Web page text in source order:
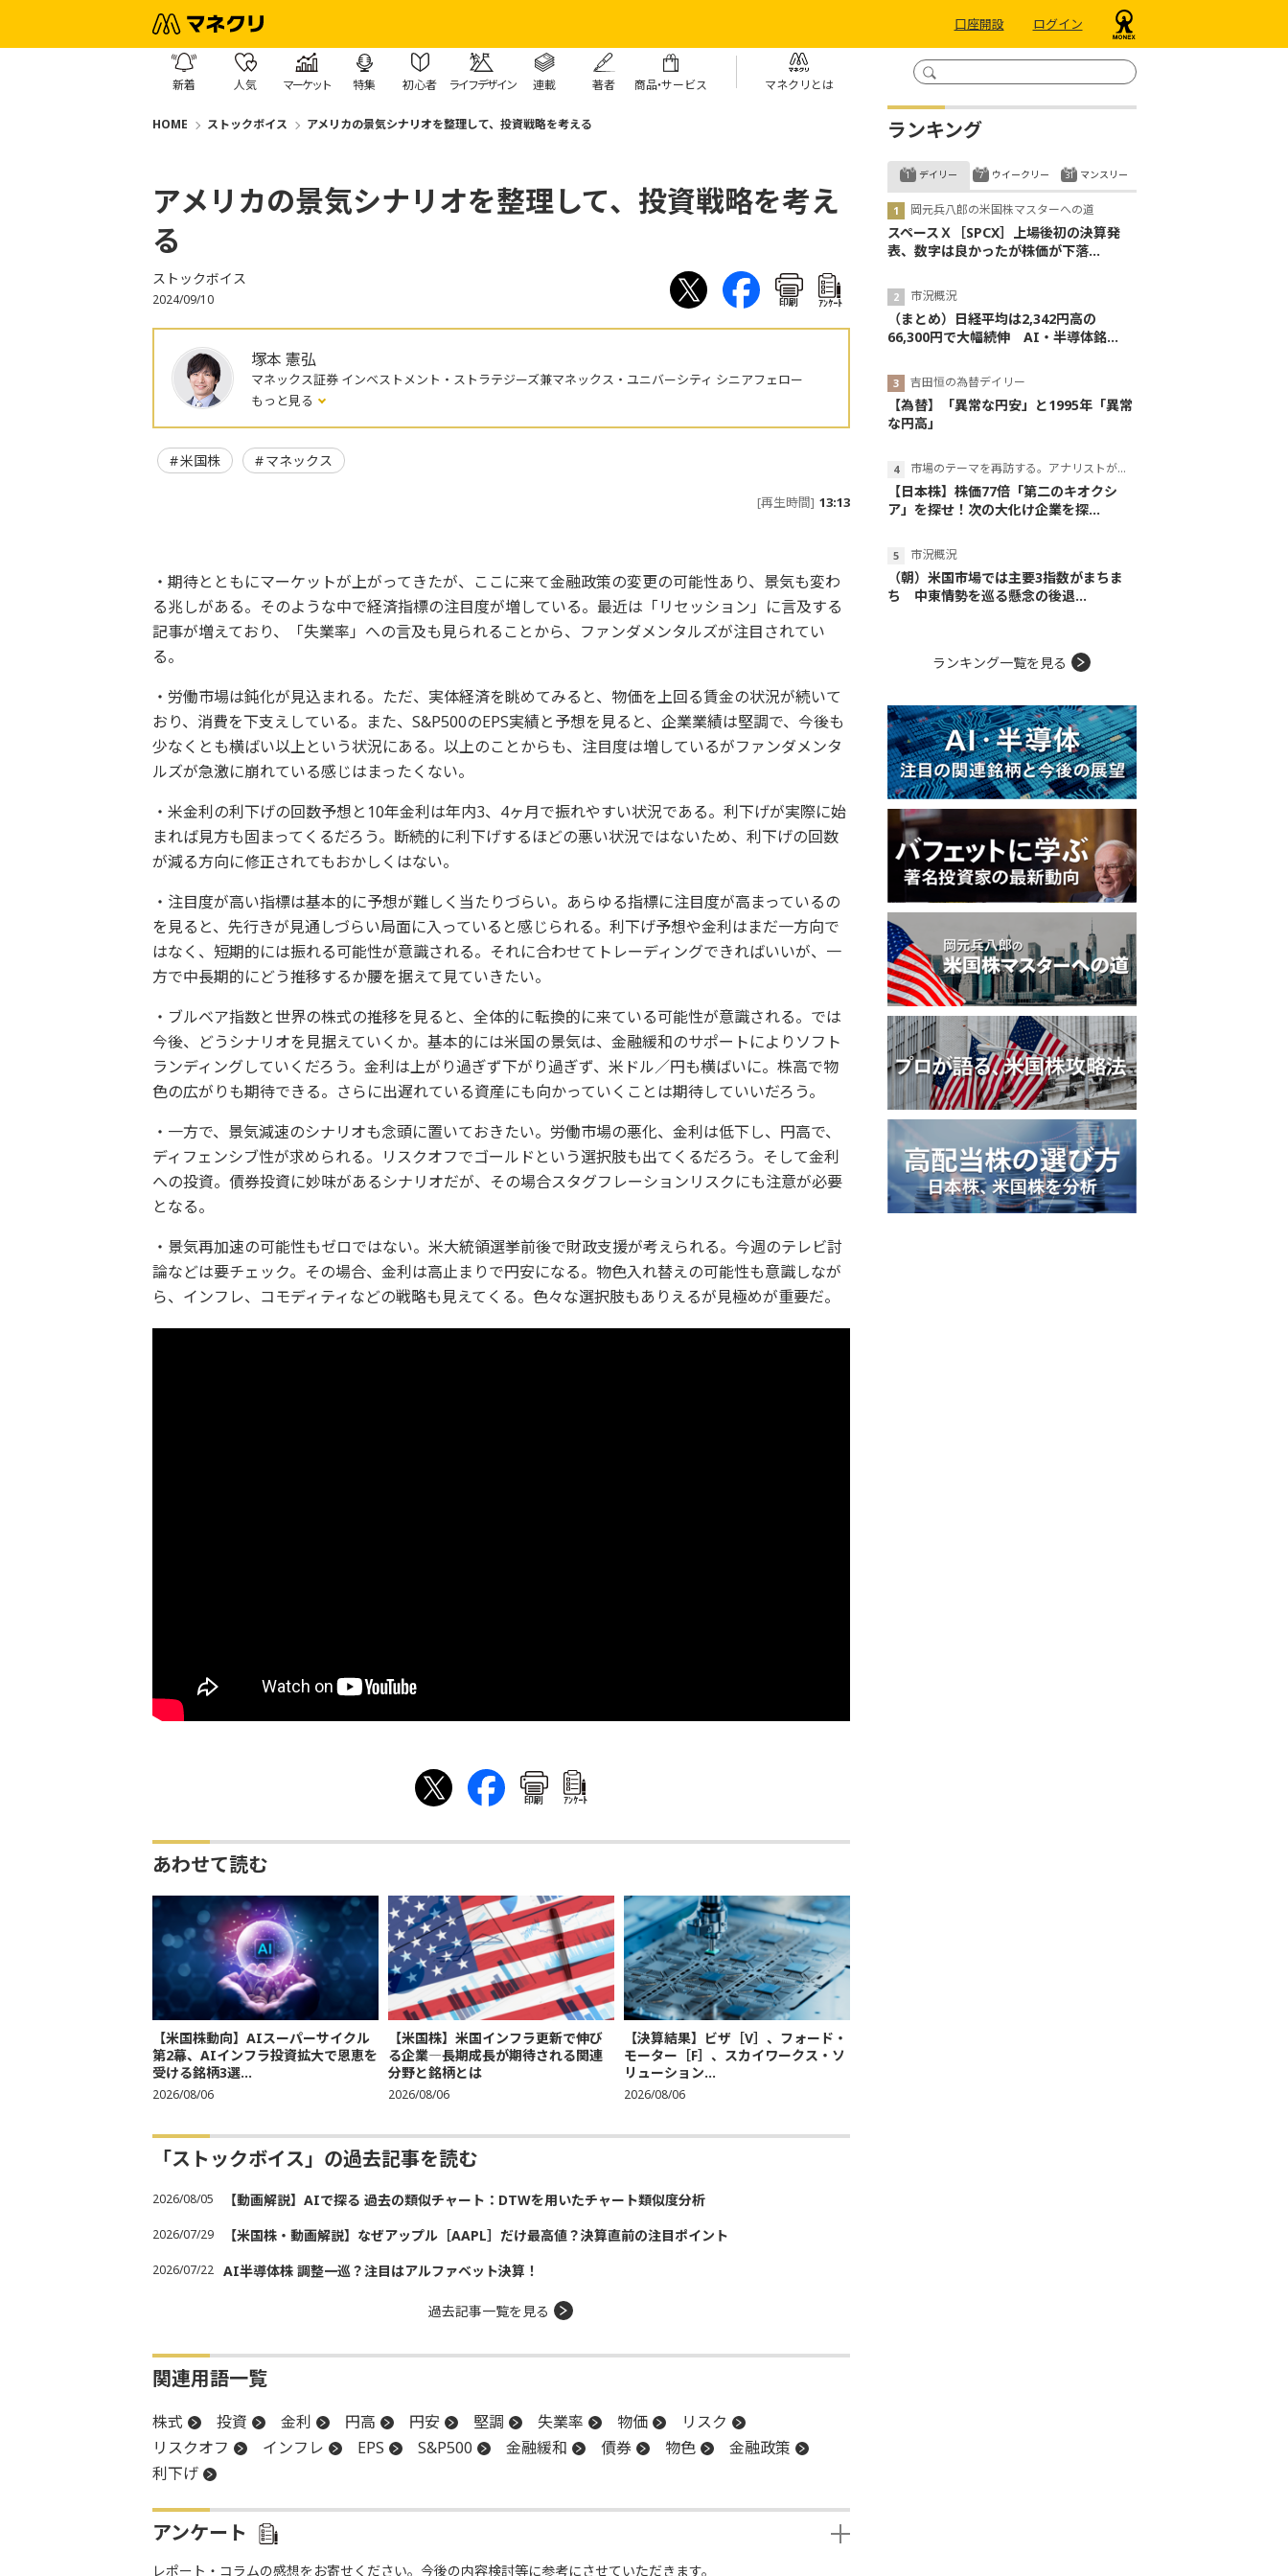
口座開設 ログイン
新着 人気 マーケット 特集 初心者 ライフデザイン 連載 著者 商品・サービス マネクリとは
HOME ストックボイス アメリカの景気シナリオを整理して、投資戦略を考える
アメリカの景気シナリオを整理して、投資戦略を考え
る
ストックボイス
2024/09/10 印刷 ｱﾝｹｰﾄ
塚本 憲弘
マネックス証券 インベストメント・ストラテジーズ兼マネックス・ユニバーシティ シニアフェロー
もっと見る
米国株 マネックス
[再生時間] 13:13
・期待とともにマーケットが上がってきたが、ここに来て金融政策の変更の可能性あり、景気も変わ
る兆しがある。そのような中で経済指標の注目度が増している。最近は「リセッション」に言及する
記事が増えており、「失業率」への言及も見られることから、ファンダメンタルズが注目されてい
る。
・労働市場は鈍化が見込まれる。ただ、実体経済を眺めてみると、物価を上回る賃金の状況が続いて
おり、消費を下支えしている。また、S&P500のEPS実績と予想を見ると、企業業績は堅調で、今後も
少なくとも横ばい以上という状況にある。以上のことからも、注目度は増しているがファンダメンタ
ルズが急激に崩れている感じはまったくない。
・米金利の利下げの回数予想と10年金利は年内3、4ヶ月で振れやすい状況である。利下げが実際に始
まれば見方も固まってくるだろう。断続的に利下げするほどの悪い状況ではないため、利下げの回数
が減る方向に修正されてもおかしくはない。
・注目度が高い指標は基本的に予想が難しく当たりづらい。あらゆる指標に注目度が高まっているの
を見ると、先行きが見通しづらい局面に入っていると感じられる。利下げ予想や金利はまだ一方向で
はなく、短期的には振れる可能性が意識される。それに合わせてトレーディングできればいいが、一
方で中長期的にどう推移するか腰を据えて見ていきたい。
・ブルベア指数と世界の株式の推移を見ると、全体的に転換的に来ている可能性が意識される。では
今後、どうシナリオを見据えていくか。基本的には米国の景気は、金融緩和のサポートによりソフト
ランディングしていくだろう。金利は上がり過ぎず下がり過ぎず、米ドル／円も横ばいに。株高で物
色の広がりも期待できる。さらに出遅れている資産にも向かっていくことは期待していいだろう。
・一方で、景気減速のシナリオも念頭に置いておきたい。労働市場の悪化、金利は低下し、円高で、
ディフェンシブ性が求められる。リスクオフでゴールドという選択肢も出てくるだろう。そして金利
への投資。債券投資に妙味があるシナリオだが、その場合スタグフレーションリスクにも注意が必要
となる。
・景気再加速の可能性もゼロではない。米大統領選挙前後で財政支援が考えられる。今週のテレビ討
論などは要チェック。その場合、金利は高止まりで円安になる。物色入れ替えの可能性も意識しなが
ら、インフレ、コモディティなどの戦略も見えてくる。色々な選択肢もありえるが見極めが重要だ。
印刷 ｱﾝｹｰﾄ
あわせて読む
【米国株動向】AIスーパーサイクル
第2幕、AIインフラ投資拡大で恩恵を
受ける銘柄3選...
2026/08/06
【米国株】米国インフラ更新で伸び
る企業―長期成長が期待される関連
分野と銘柄とは
2026/08/06
【決算結果】ビザ［V］、フォード・
モーター［F］、スカイワークス・ソ
リューション...
2026/08/06
「ストックボイス」の過去記事を読む
2026/08/05 【動画解説】AIで探る 過去の類似チャート：DTWを用いたチャート類似度分析
2026/07/29 【米国株・動画解説】なぜアップル［AAPL］だけ最高値？決算直前の注目ポイント
2026/07/22 AI半導体株 調整一巡？注目はアルファベット決算！
過去記事一覧を見る
関連用語一覧
株式 投資 金利 円高 円安 堅調 失業率 物価
リスク
リスクオフ
インフレ EPS S&P500 金融緩和 債券 物色
金融政策
利下げ
アンケート
レポート・コラムの感想をお寄せください。今後の内容検討等に参考にさせていただきます。
ランキング
デイリー
岡元兵八郎の米国株マスターへの道
スペースＸ［SPCX］上場後初の決算発
表、数字は良かったが株価が下落...
市況概況
（まとめ）日経平均は2,342円高の
66,300円で大幅続伸 AI・半導体銘...
吉田恒の為替デイリー
【為替】「異常な円安」と1995年「異常
な円高」
市場のテーマを再訪する。アナリストが読み解くテーマの本質
【日本株】株価77倍「第二のキオクシ
ア」を探せ！次の大化け企業を探...
市況概況
（朝）米国市場では主要3指数がまちま
ち 中東情勢を巡る懸念の後退...
ウイークリー マンスリー
ランキング一覧を見る